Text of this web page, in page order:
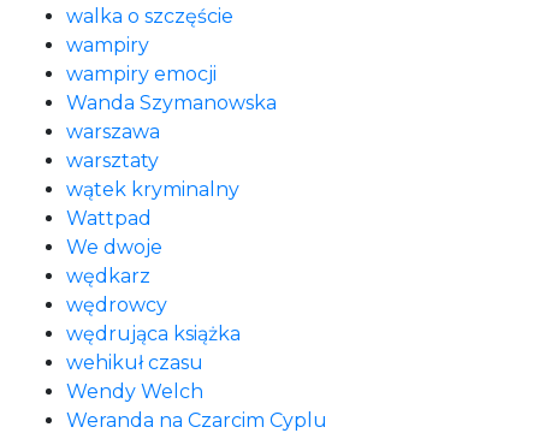
walka o szczęście
wampiry
wampiry emocji
Wanda Szymanowska
warszawa
warsztaty
wątek kryminalny
Wattpad
We dwoje
wędkarz
wędrowcy
wędrująca książka
wehikuł czasu
Wendy Welch
Weranda na Czarcim Cyplu